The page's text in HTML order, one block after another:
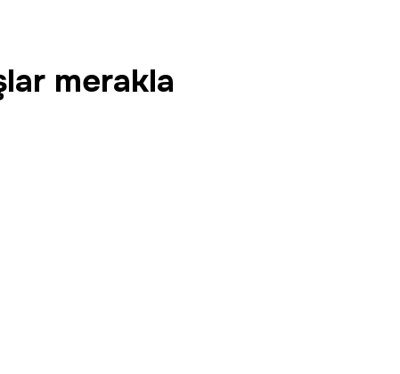
merakla